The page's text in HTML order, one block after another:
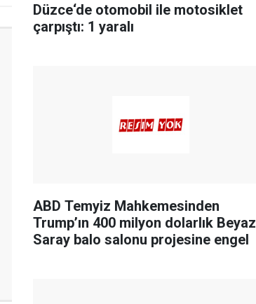
Düzce‘de otomobil ile motosiklet
çarpıştı: 1 yaralı
ABD Temyiz Mahkemesinden
Trump’ın 400 milyon dolarlık Beyaz
Saray balo salonu projesine engel